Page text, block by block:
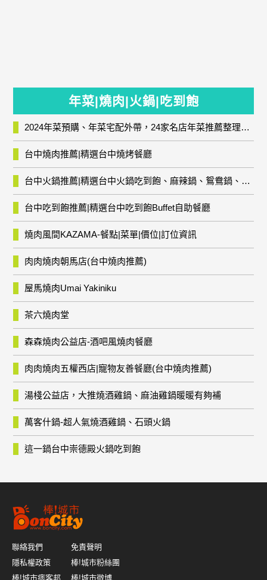
年菜|燒肉|火鍋|吃到飽
2024年菜預購、年菜宅配外帶，24家名店年菜推薦整理，圍爐輕鬆上菜團圓趣
台中燒肉推薦|精選台中燒烤餐廳
台中火鍋推薦|精選台中火鍋吃到飽、麻辣鍋、鴛鴦鍋、石頭火鍋、酸菜白肉鍋、海鮮鍋、燒酒雞、麻油雞、壽喜燒等熱門人氣火鍋店!
台中吃到飽推薦|精選台中吃到飽Buffet自助餐廳
燒肉風間KAZAMA-餐點|菜單|價位|訂位資訊
肉肉燒肉朝馬店(台中燒肉推薦)
屋馬燒肉Umai Yakiniku
茶六燒肉堂
森森燒肉公益店-酒吧風燒肉餐廳
肉肉燒肉五權西店|寵物友善餐廳(台中燒肉推薦)
湯棧公益店，大推燒酒雞鍋、麻油雞鍋暖暖有夠補
萬客什鍋-超人氣燒酒雞鍋、石頭火鍋
這一鍋台中崇德殿火鍋吃到飽
聯絡我們
免責聲明
隱私權政策
棒!城市粉絲團
棒!城市痞客邦
棒!城市微博